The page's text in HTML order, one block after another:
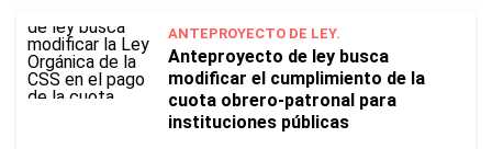
ANTEPROYECTO DE LEY.
Anteproyecto de ley busca
modificar el cumplimiento de la
cuota obrero-patronal para
instituciones públicas